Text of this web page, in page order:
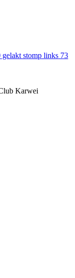
stomp links 73
Karwei